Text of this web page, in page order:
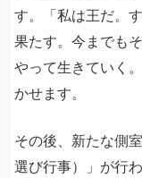
す。「私は王だ。
果たす。今までも
やって生きていく
かせます。
その後、新たな側
選び行事）」が行